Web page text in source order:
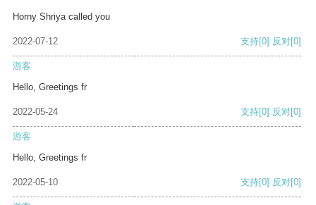
Horny Shriya called you
2022-07-12 支持[0] 反对[0]
游客
Hello, Greetings fr
2022-05-24 支持[0] 反对[0]
游客
Hello, Greetings fr
2022-05-10 支持[0] 反对[0]